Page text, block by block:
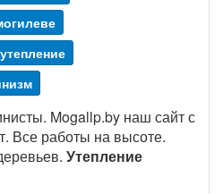
утепление
Mogallp.by наш сайт с
Все работы на высоте.
Утепление